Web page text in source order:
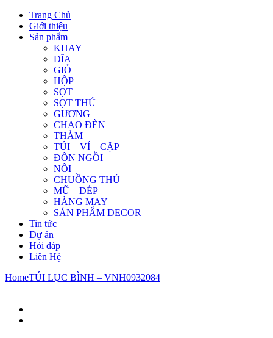
Trang Chủ
Giới thiệu
Sản phẩm
KHAY
ĐĨA
GIỎ
HỘP
SỌT
SỌT THÚ
GƯƠNG
CHAO ĐÈN
THẢM
TÚI – VÍ – CẶP
ĐÔN NGỒI
NÔI
CHUỒNG THÚ
MŨ – DÉP
HÀNG MAY
SẢN PHẨM DECOR
Tin tức
Dự án
Hỏi đáp
Liên Hệ
HomeTÚI LỤC BÌNH – VNH0932084